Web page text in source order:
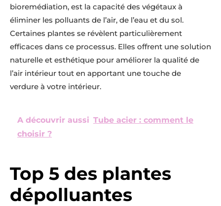
bioremédiation, est la capacité des végétaux à
éliminer les polluants de l’air, de l’eau et du sol.
Certaines plantes se révèlent particulièrement
efficaces dans ce processus. Elles offrent une solution
naturelle et esthétique pour améliorer la qualité de
l’air intérieur tout en apportant une touche de
verdure à votre intérieur.
A découvrir aussi Tube acier : comment le
choisir ?
Top 5 des plantes
dépolluantes